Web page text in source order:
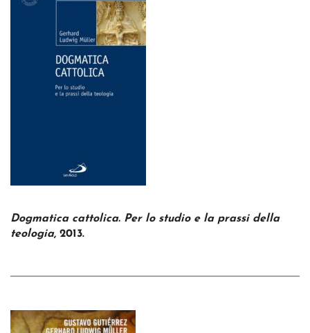
Dogmatica cattolica. Per lo studio e la prassi della
teologia, 2013.